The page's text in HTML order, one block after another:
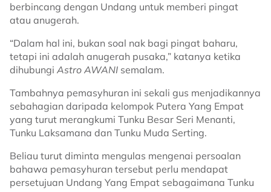
berbincang dengan Undang untuk memberi pingat
atau anugerah.
“Dalam hal ini, bukan soal nak bagi pingat baharu,
tetapi ini adalah anugerah pusaka,” katanya ketika
dihubungi Astro AWANI semalam.
Tambahnya pemasyhuran ini sekali gus menjadikannya
sebahagian daripada kelompok Putera Yang Empat
yang turut merangkumi Tunku Besar Seri Menanti,
Tunku Laksamana dan Tunku Muda Serting.
Beliau turut diminta mengulas mengenai persoalan
bahawa pemasyhuran tersebut perlu mendapat
persetujuan Undang Yang Empat sebagaimana Tunku